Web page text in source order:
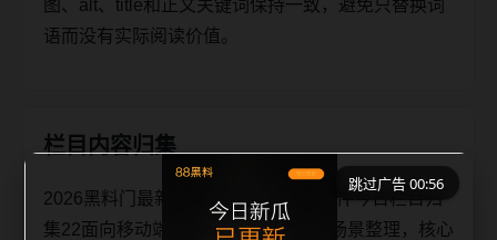
图、alt、title和正文关键词保持一致，避免只替换词
语而没有实际阅读价值。
栏目内容归集
2026黑料门最新事件 免费观看翻车事件今日栏目归
集22面向移动端搜索和站内连续阅读场景整理，核心
跳过广告 00:55